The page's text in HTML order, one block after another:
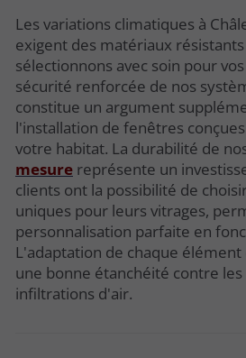
Les variations climatiques à
exigent des matériaux
sélectionnons avec soin pour
sécurité renforcée de nos
constitue un argument
l'installation de fenêtres
votre habitat. La durabilité de
mesure représente un
clients ont la possibilité de
uniques pour leurs vitrages,
personnalisation parfaite en
L'adaptation de chaque
une bonne étanchéité contre
infiltrations d'air.